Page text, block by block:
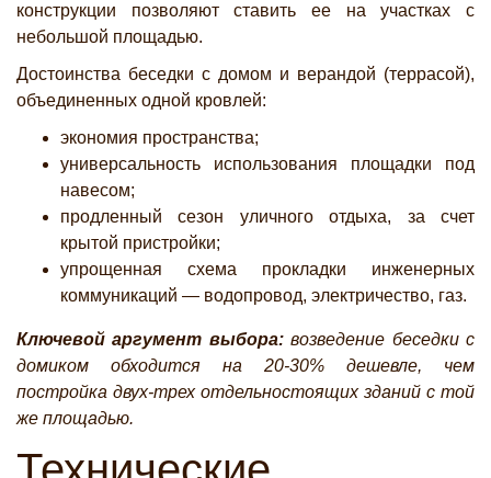
конструкции позволяют ставить ее на участках с
небольшой площадью.
Достоинства беседки с домом и верандой (террасой),
объединенных одной кровлей:
экономия пространства;
универсальность использования площадки под
навесом;
продленный сезон уличного отдыха, за счет
крытой пристройки;
упрощенная схема прокладки инженерных
коммуникаций — водопровод, электричество, газ.
Ключевой аргумент выбора:возведение беседки с
домиком обходится на 20-30% дешевле, чем
постройка двух-трех отдельностоящих зданий с той
же площадью.